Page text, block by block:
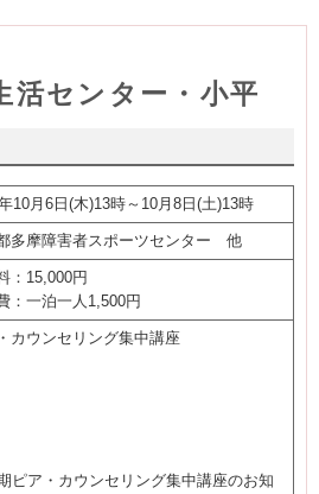
活センター・小平
10月6日(木)13時～10月8日(土)13時
多摩障害者スポーツセンター 他
：15,000円
：一泊一人1,500円
カウンセリング集中講座
ピア・カウンセリング集中講座のお知